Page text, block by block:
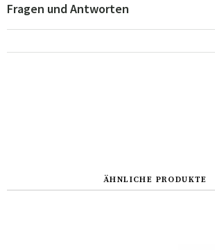
Fragen und Antworten
ÄHNLICHE PRODUKTE